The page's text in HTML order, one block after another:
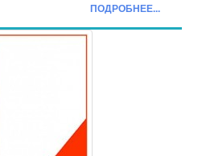
ПОДРОБНЕЕ...